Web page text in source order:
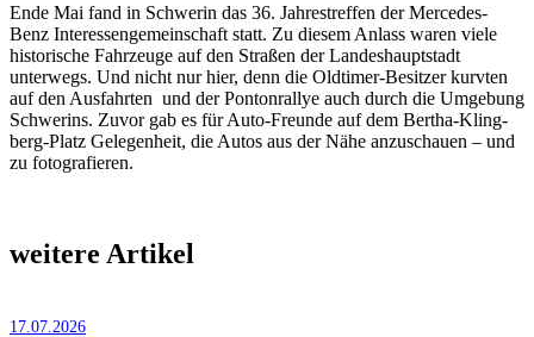
Ende Mai fand in Schwerin das 36. Jahrestreffen der Mercedes-
Benz Interessengemeinschaft statt. Zu diesem Anlass waren viele
historische Fahrzeuge auf den Straßen der Landeshauptstadt
unterwegs. Und nicht nur hier, denn die Oldtimer-Besitzer kurvten
auf den Ausfahrten und der Pontonrallye auch durch die Umgebung
Schwe­rins. Zuvor gab es für Auto-Freunde auf dem Bertha-Kling­
berg-Platz Gelegenheit, die Autos aus der Nähe anzuschauen – und
zu fotografieren.
weitere Artikel
17.07.2026